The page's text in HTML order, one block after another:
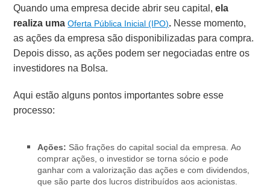
Quando uma empresa decide abrir seu capital,ela
realiza umaOferta Pública Inicial (IPO). Nesse momento,
as ações da empresa são disponibilizadas para compra.
Depois disso, as ações podem ser negociadas entre os
investidores na Bolsa.
Aqui estão alguns pontos importantes sobre esse
processo:
Ações: São frações do capital social da empresa. Ao
comprar ações, o investidor se torna sócio e pode
ganhar com a valorização das ações e com dividendos,
que são parte dos lucros distribuídos aos acionistas.